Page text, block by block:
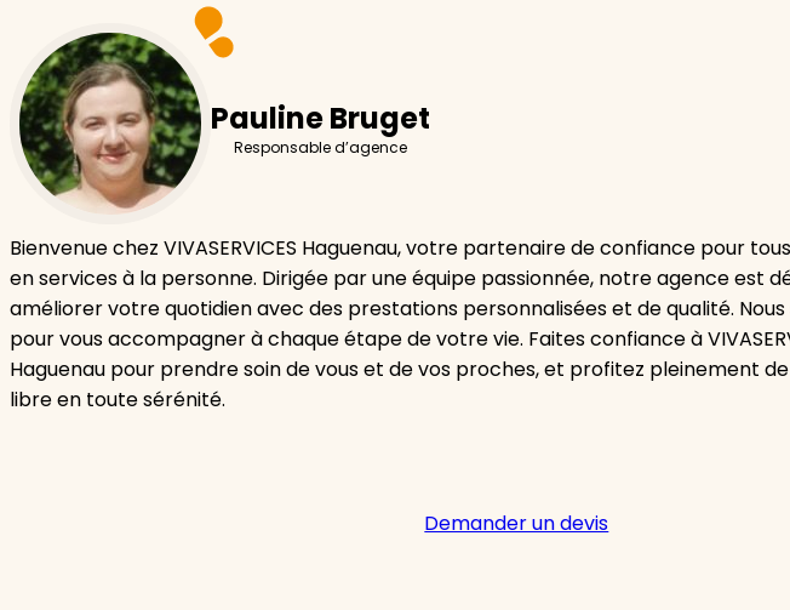
Pauline Bruget
Responsable d’agence
Bienvenue chez VIVASERVICES Haguenau, votre partenaire de confiance pour
en services à la personne. Dirigée par une équipe passionnée, notre agence est
améliorer votre quotidien avec des prestations personnalisées et de qualité.
pour vous accompagner à chaque étape de votre vie. Faites confiance à
Haguenau pour prendre soin de vous et de vos proches, et profitez pleinement
libre en toute sérénité.
Demander un devis